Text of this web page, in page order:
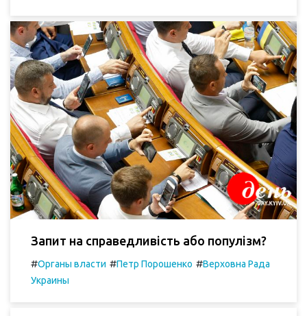
Запит на справедливість або популізм?
#Органы власти #Петр Порошенко #Верховна Рада
Украины